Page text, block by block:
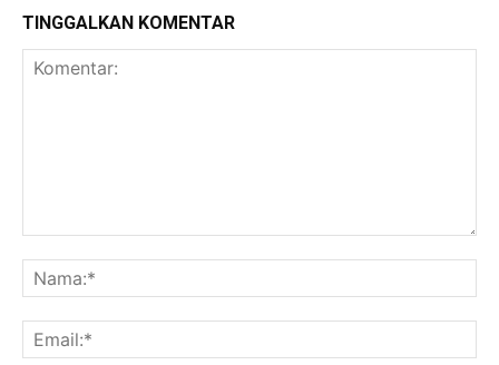
TINGGALKAN KOMENTAR